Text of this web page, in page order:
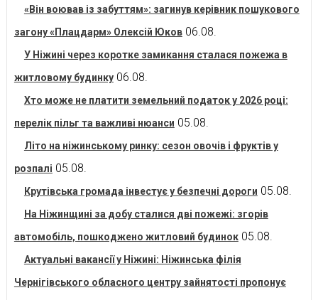
«Він воював із забуттям»: загинув керівник пошукового
загону «Плацдарм» Олексій Юков 06.08.
У Ніжині через коротке замикання сталася пожежа в
житловому будинку 06.08.
Хто може не платити земельний податок у 2026 році:
перелік пільг та важливі нюанси 05.08.
Літо на ніжинському ринку: сезон овочів і фруктів у
розпалі 05.08.
Крутівська громада інвестує у безпечні дороги 05.08.
На Ніжинщині за добу сталися дві пожежі: згорів
автомобіль, пошкоджено житловий будинок 05.08.
Актуальні вакансії у Ніжині: Ніжинська філія
Чернігівського обласного центру зайнятості пропонує